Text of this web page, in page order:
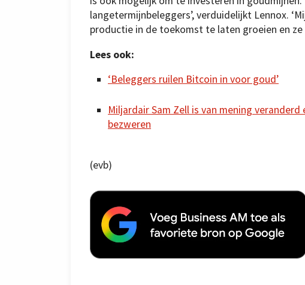
langetermijnbeleggers’, verduidelijkt Lennox.
productie in de toekomst te laten groeien en ze
Lees ook:
‘Beleggers ruilen Bitcoin in voor goud’
Miljardair Sam Zell is van mening
bezweren
(evb)